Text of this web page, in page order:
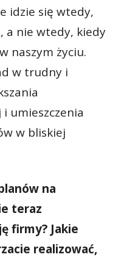
idzie się wtedy,
a nie wtedy, kiedy
naszym życiu.
w trudny i
umieszczenia
w bliskiej
na
teraz
firmy? Jakie
realizować,